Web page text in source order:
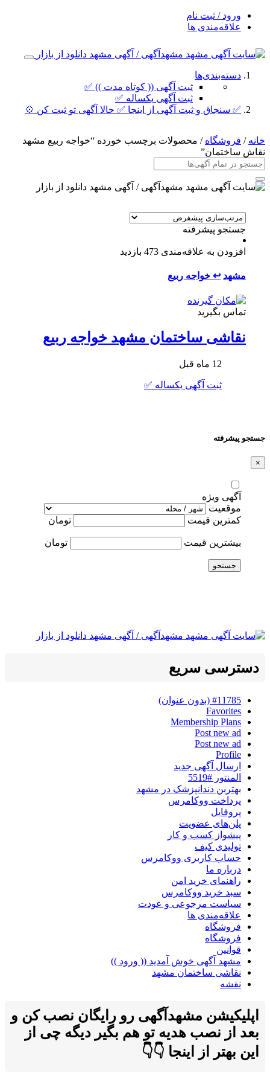
ورود / ثبت نام
علاقه‌مندی ها
دسته‌بندی‌ها
ثبت آگهی (( کوتاه مدت )) ✅
ثبت آگهی یکساله ✅
✅ سنجاق و ثبت آگهی از اینجا ✅ حالا آگهی تو ثبت کن 💠
خانه / فروشگاه / محصولات برچسب خورده “خواجه ربیع مشهد
نقاش ساختمان”
جستجو پیشرفته
افزودن به علاقه‌مندی 473 بازدید
مشهد ↩ خواجه ربیع
تماس بگیرید
نقاشی ساختمان مشهد خواجه ربیع
12 ماه قبل
ثبت آگهی یکساله ✅
جستجو پیشرفته
×
آگهی ویژه
موقعیت
کمترین قیمت
تومان
بیشترین قیمت تومان
جستجو
دسترسی سریع
#11785 (بدون عنوان)
Favorites
Membership Plans
Post new ad
Post new ad
Profile
ارسال آگهی جدید
المنتور #5519
بهتربن دندانپزشک در مشهد
پرداخت ووکامرس
پروفایل
پلن‌های عضویت
پیشواز کسب و کار
تولیدی کیف
حساب کاربری ووکامرس
درباره ما
راهنمای خرید امن
سبد خرید ووکامرس
سیاست مرجوعی و عودت
علاقه‌مندی ها
فروشگاه
فروشگاه
قوانین
مشهد آگهی خوش آمدید (( ورود ))
نقاشی ساختمان مشهد
نقشه
اپلیکیشن مشهدآگهی رو رایگان نصب کن و
بعد از نصب هدیه تو هم بگیر دیگه چی از
این بهتر از اینجا 👇👇